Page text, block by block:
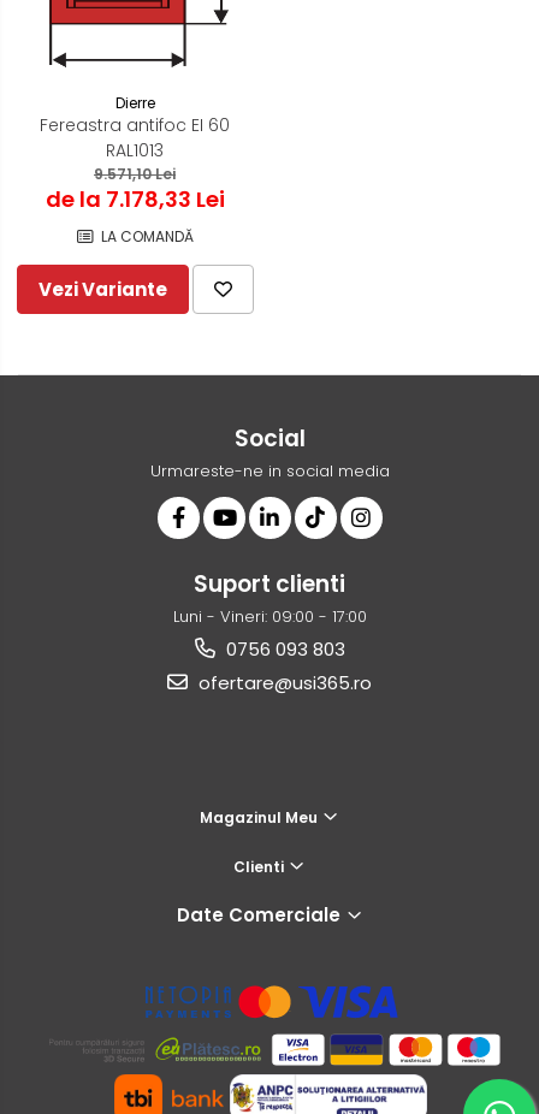
Dierre
Fereastra antifoc EI 60
RAL1013
9.571,10 Lei
de la 7.178,33 Lei
LA COMANDĂ
Vezi Variante
Social
Urmareste-ne in social media
Suport clienti
Luni - Vineri: 09:00 - 17:00
0756 093 803
ofertare@usi365.ro
Magazinul Meu
Clienti
Date Comerciale